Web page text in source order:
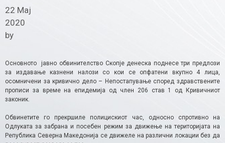
22 Мај
2020
by
Основното јавно обвинителство Скопје денеска поднесе три предлози
за издавање казнени налози со кои се опфатени вкупно 4 лица,
осомничени за кривично дело – Непостапување според здравствените
прописи за време на епидемија од член 206 став 1 од Кривичниот
законик.
Обвинетите го прекршиле полицискиот час, односно спротивно на
Одлуката за забрана и посебен режим за движење на територијата на
Република Северна Македонија се движеле на различни локации без да